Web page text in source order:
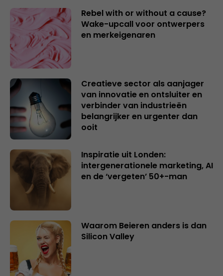
Rebel with or without a cause?
Wake-upcall voor ontwerpers
en merkeigenaren
Creatieve sector als aanjager
van innovatie en ontsluiter en
verbinder van industrieën
belangrijker en urgenter dan
ooit
Inspiratie uit Londen:
intergenerationele marketing, AI
en de ‘vergeten’ 50+-man
Waarom Beieren anders is dan
Silicon Valley